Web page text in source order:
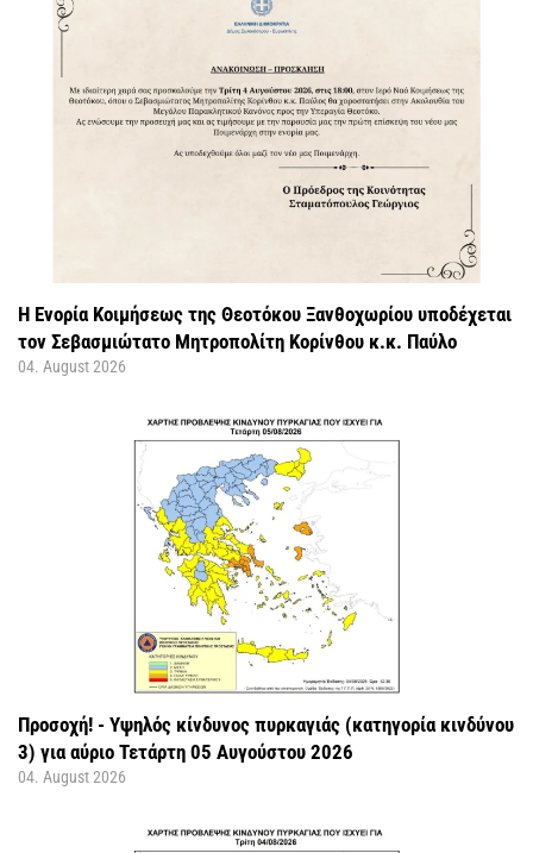
Η Ενορία Κοιμήσεως της Θεοτόκου Ξανθοχωρίου υποδέχεται
τον Σεβασμιώτατο Μητροπολίτη Κορίνθου κ.κ. Παύλο
04. August 2026
Προσοχή! - Υψηλός κίνδυνος πυρκαγιάς (κατηγορία κινδύνου
3) για αύριο Τετάρτη 05 Αυγούστου 2026
04. August 2026